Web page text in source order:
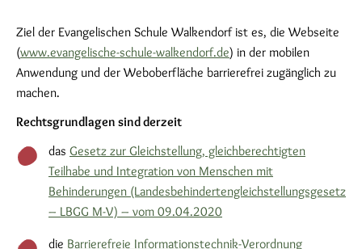
Ziel der Evangelischen Schule Walkendorf ist es, die Webseite
(www.evangelische-schule-walkendorf.de) in der mobilen
Anwendung und der Weboberfläche barrierefrei zugänglich zu
machen.
Rechtsgrundlagen sind derzeit
das Gesetz zur Gleichstellung, gleichberechtigten
Teilhabe und Integration von Menschen mit
Behinderungen (Landesbehindertengleichstellungsgesetz
– LBGG M-V) – vom 09.04.2020
die Barrierefreie Informationstechnik-Verordnung